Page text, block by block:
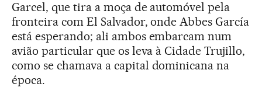
Garcel, que tira a moça de automóvel pela
fronteira com El Salvador, onde Abbes García
está esperando; ali ambos embarcam num
avião particular que os leva à Cidade Trujillo,
como se chamava a capital dominicana na
época.